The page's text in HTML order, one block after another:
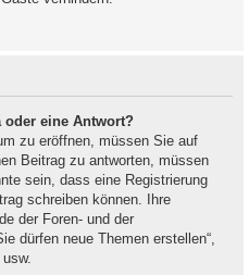
oder eine Antwort?
zu eröffnen, müssen Sie auf
Beitrag zu antworten, müssen
sein, dass eine Registrierung
schreiben können. Ihre
der Foren- und der
dürfen neue Themen erstellen“,